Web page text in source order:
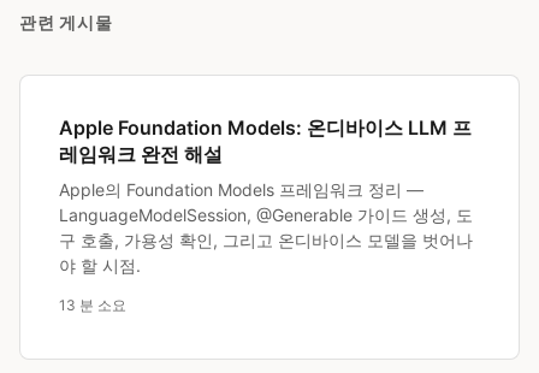
관련 게시물
Apple Foundation Models: 온디바이스 LLM 프
레임워크 완전 해설
Apple의 Foundation Models 프레임워크 정리 —
LanguageModelSession, @Generable 가이드 생성, 도
구 호출, 가용성 확인, 그리고 온디바이스 모델을 벗어나
야 할 시점.
13 분 소요